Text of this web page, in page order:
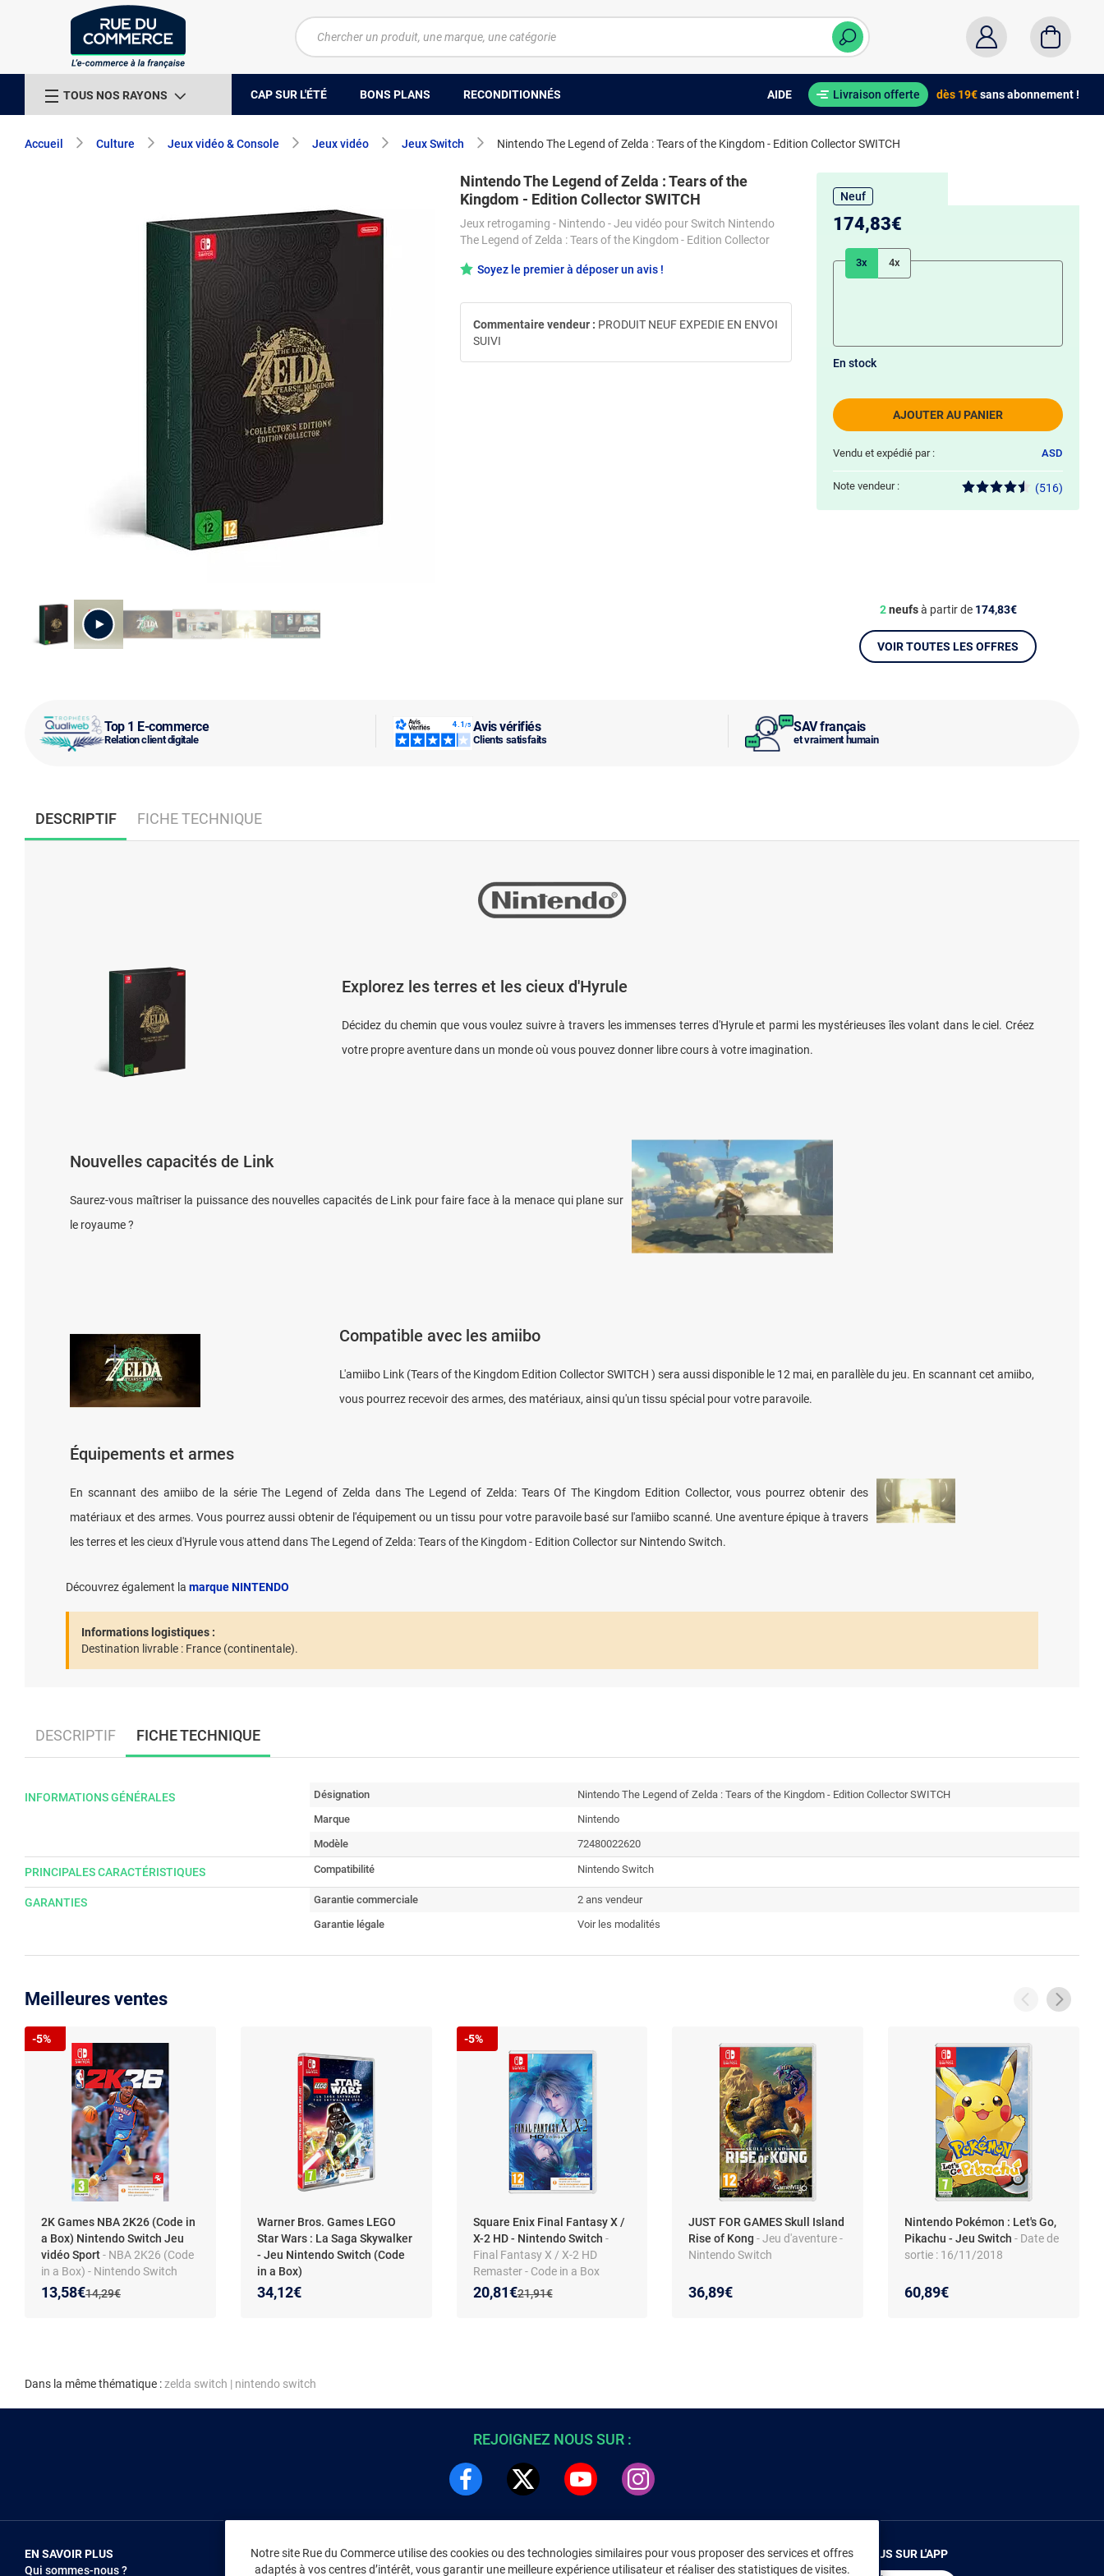
TOUS NOS RAYONS CAP SUR L'ÉTÉ BONS PLANS RECONDITIONNÉS AIDE Livraison offerte dès 19€sans abonnement !
Accueil Culture Jeux vidéo & Console Jeux vidéo Jeux Switch Nintendo The Legend of Zelda : Tears of the Kingdom - Edition Collector SWITCH
Top 1 E-commerce
Relation client digitale
Avis vérifiés
Clients satisfaits
SAV français
et vraiment humain
Nintendo The Legend of Zelda : Tears of the
Kingdom - Edition Collector SWITCH
Jeux retrogaming - Nintendo - Jeu vidéo pour Switch Nintendo
The Legend of Zelda : Tears of the Kingdom - Edition Collector
Soyez le premier à déposer un avis !
Commentaire vendeur : PRODUIT NEUF EXPEDIE EN ENVOI
SUIVI
Neuf
174,83€
3x 4x
AJOUTER AU PANIER
En stock
Vendu et expédié par : ASD
Note vendeur : (516)
2neufsà partir de 174,83€
VOIR TOUTES LES OFFRES
DESCRIPTIF FICHE TECHNIQUE
Explorez les terres et les cieux d'Hyrule
Décidez du chemin que vous voulez suivre à travers les immenses terres d'Hyrule et parmi les mystérieuses îles volant dans le ciel. Créez
votre propre aventure dans un monde où vous pouvez donner libre cours à votre imagination.
Nouvelles capacités de Link
Saurez-vous maîtriser la puissance des nouvelles capacités de Link pour faire face à la menace qui plane sur
le royaume ?
Compatible avec les amiibo
L'amiibo Link (Tears of the Kingdom Edition Collector SWITCH ) sera aussi disponible le 12 mai, en parallèle du jeu. En scannant cet amiibo,
vous pourrez recevoir des armes, des matériaux, ainsi qu'un tissu spécial pour votre paravoile.
Équipements et armes
En scannant des amiibo de la série The Legend of Zelda dans The Legend of Zelda: Tears Of The Kingdom Edition Collector, vous pourrez obtenir des
matériaux et des armes. Vous pourrez aussi obtenir de l'équipement ou un tissu pour votre paravoile basé sur l'amiibo scanné. Une aventure épique à travers
les terres et les cieux d'Hyrule vous attend dans The Legend of Zelda: Tears of the Kingdom - Edition Collector sur Nintendo Switch.
Découvrez également la marque NINTENDO
Informations logistiques :
Destination livrable : France (continentale).
DESCRIPTIF FICHE TECHNIQUE
INFORMATIONS GÉNÉRALES Désignation
Nintendo The Legend of Zelda : Tears of the Kingdom - Edition Collector SWITCH
Marque
Nintendo
Modèle
72480022620
PRINCIPALES CARACTÉRISTIQUES Compatibilité Nintendo Switch
GARANTIES Garantie commerciale
2 ans vendeur
Garantie légale
Voir les modalités
Meilleures ventes
2K Games NBA 2K26 (Code in
a Box) Nintendo Switch Jeu
vidéo Sport- NBA 2K26 (Code
in a Box) - Nintendo Switch
(Download Code) - Édition
Standard
Ancien prix :
14,29€
Nouveau prix :
13,58€
Réduction de :
-5%
Warner Bros. Games LEGO
Star Wars : La Saga Skywalker
- Jeu Nintendo Switch (Code
in a Box)
34,12€
Square Enix Final Fantasy X /
X-2 HD - Nintendo Switch -
Final Fantasy X / X-2 HD
Remaster - Code in a Box
(Nintendo Switch)
Ancien prix :
21,91€
Nouveau prix :
20,81€
Réduction de :
-5%
JUST FOR GAMES Skull Island
Rise of Kong- Jeu d'aventure -
Nintendo Switch
36,89€
Nintendo Pokémon : Let's Go,
Pikachu - Jeu Switch- Date de
sortie : 16/11/2018
60,89€
Dans la même thématique :zelda switch | nintendo switch
Notre site Rue du Commerce utilise des cookies ou des technologies similaires pour vous proposer des services et offres
adaptés à vos centres d’intérêt, vous garantir une meilleure expérience utilisateur et réaliser des statistiques de visites.
REJOIGNEZ NOUS SUR :
EN SAVOIR PLUS
Qui sommes-nous ?
NOUS REJOINDRE
Vendez sur RDC
INFORMATIONS LÉGALES
Environnement
RENDEZ-VOUS SUR L'APP